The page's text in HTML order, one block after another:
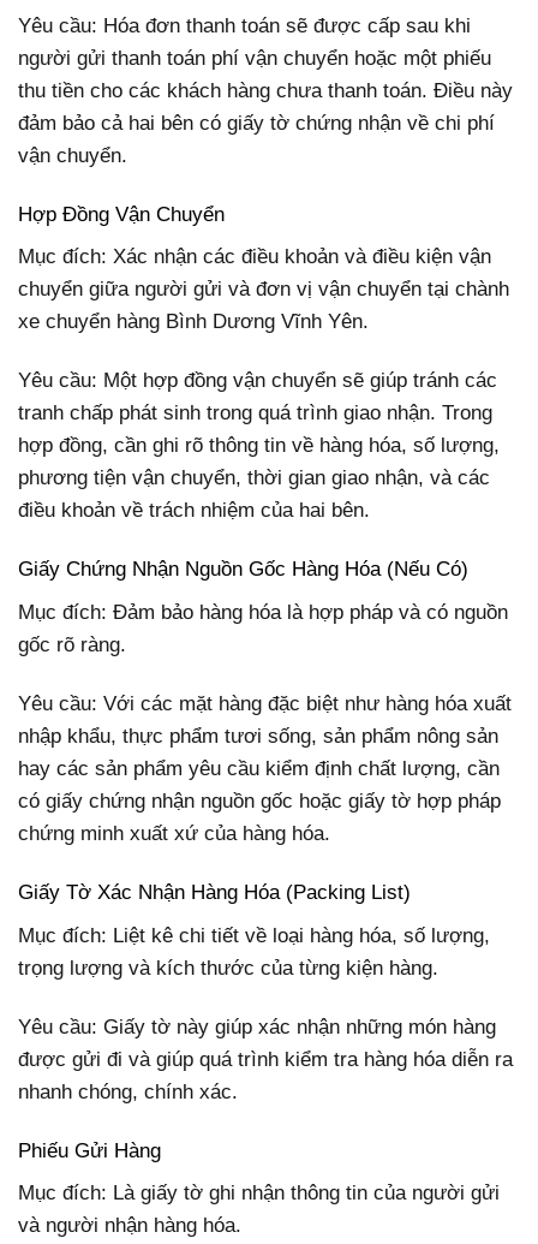
Yêu cầu: Hóa đơn thanh toán sẽ được cấp sau khi
người gửi thanh toán phí vận chuyển hoặc một phiếu
thu tiền cho các khách hàng chưa thanh toán. Điều này
đảm bảo cả hai bên có giấy tờ chứng nhận về chi phí
vận chuyển.
Hợp Đồng Vận Chuyển
Mục đích: Xác nhận các điều khoản và điều kiện vận
chuyển giữa người gửi và đơn vị vận chuyển tại chành
xe chuyển hàng Bình Dương Vĩnh Yên.
Yêu cầu: Một hợp đồng vận chuyển sẽ giúp tránh các
tranh chấp phát sinh trong quá trình giao nhận. Trong
hợp đồng, cần ghi rõ thông tin về hàng hóa, số lượng,
phương tiện vận chuyển, thời gian giao nhận, và các
điều khoản về trách nhiệm của hai bên.
Giấy Chứng Nhận Nguồn Gốc Hàng Hóa (Nếu Có)
Mục đích: Đảm bảo hàng hóa là hợp pháp và có nguồn
gốc rõ ràng.
Yêu cầu: Với các mặt hàng đặc biệt như hàng hóa xuất
nhập khẩu, thực phẩm tươi sống, sản phẩm nông sản
hay các sản phẩm yêu cầu kiểm định chất lượng, cần
có giấy chứng nhận nguồn gốc hoặc giấy tờ hợp pháp
chứng minh xuất xứ của hàng hóa.
Giấy Tờ Xác Nhận Hàng Hóa (Packing List)
Mục đích: Liệt kê chi tiết về loại hàng hóa, số lượng,
trọng lượng và kích thước của từng kiện hàng.
Yêu cầu: Giấy tờ này giúp xác nhận những món hàng
được gửi đi và giúp quá trình kiểm tra hàng hóa diễn ra
nhanh chóng, chính xác.
Phiếu Gửi Hàng
Mục đích: Là giấy tờ ghi nhận thông tin của người gửi
và người nhận hàng hóa.